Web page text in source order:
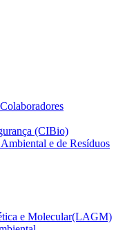
(CIBio)
e de Resíduos
e Molecular(LAGM)